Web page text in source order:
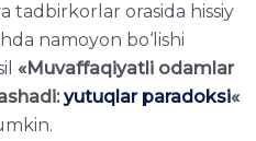
tadbirkorlar orasida hissiy
namoyon bo‘lishi
«Muvaffaqiyatli odamlar
yutuqlar paradoksi«